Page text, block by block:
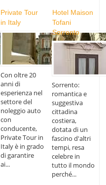
Private Tour
in Italy
Con oltre 20
anni di
esperienza nel
settore del
noleggio auto
con
conducente,
Private Tour in
Italy è in grado
di garantire
ai...
Hotel Maison
Tofani
Sorrento
Sorrento:
romantica e
suggestiva
cittadina
costiera,
dotata di un
fascino d'altri
tempi, resa
celebre in
tutto il mondo
perché...